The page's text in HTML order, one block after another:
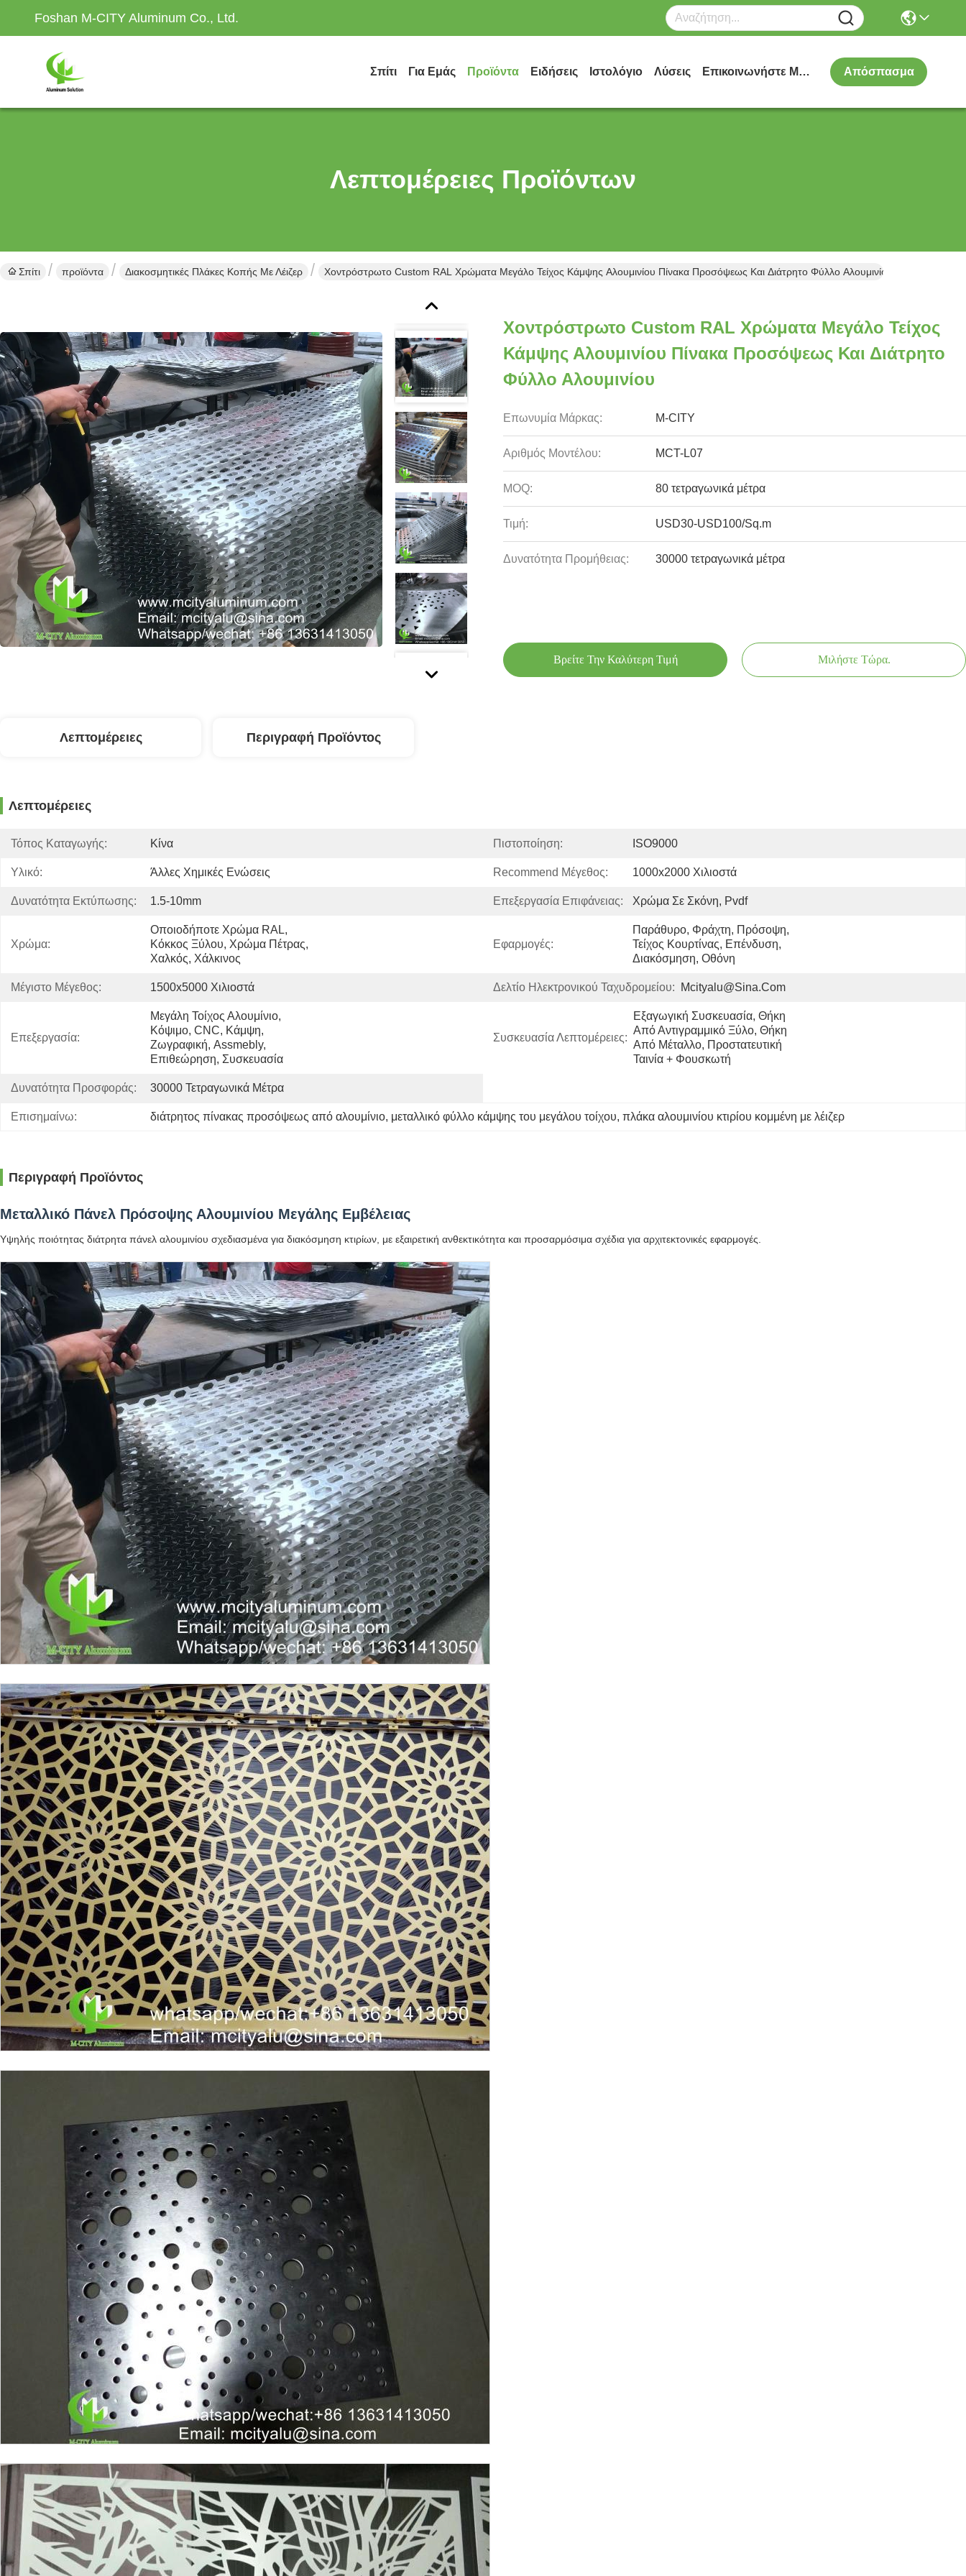
Foshan M-CITY Aluminum Co., Ltd.
Σπίτι Για Εμάς Προϊόντα Ειδήσεις Ιστολόγιο Λύσεις Επικοινωνήστε Μαζί Μας Απόσπασμα
Λεπτομέρειες Προϊόντων
Σπίτι προϊόντα Διακοσμητικές Πλάκες Κοπής Με Λέιζερ Χοντρόστρωτο Custom RAL Χρώματα Μεγάλο Τείχος Κάμψης Αλουμινίου Πίνακα Προσόψεως Και Διάτρητο Φύλλο Αλουμινίου
Χοντρόστρωτο Custom RAL Χρώματα Μεγάλο Τείχος
Κάμψης Αλουμινίου Πίνακα Προσόψεως Και Διάτρητο
Φύλλο Αλουμινίου
Επωνυμία Μάρκας: M-CITY
Αριθμός Μοντέλου: MCT-L07
MOQ: 80 τετραγωνικά μέτρα
Τιμή: USD30-USD100/Sq.m
Δυνατότητα Προμήθειας: 30000 τετραγωνικά μέτρα
Βρείτε Την Καλύτερη Τιμή Μιλήστε Τώρα.
Λεπτομέρειες Περιγραφή Προϊόντος
Λεπτομέρειες
Τόπος Καταγωγής: Κίνα Πιστοποίηση: ISO9000
Υλικό: Άλλες Χημικές Ενώσεις Recommend Μέγεθος: 1000x2000 Χιλιοστά
Δυνατότητα Εκτύπωσης: 1.5-10mm Επεξεργασία Επιφάνειας: Χρώμα Σε Σκόνη, Pvdf
Χρώμα:
Οποιοδήποτε Χρώμα RAL,
Κόκκος Ξύλου, Χρώμα Πέτρας,
Χαλκός, Χάλκινος
Εφαρμογές:
Παράθυρο, Φράχτη, Πρόσοψη,
Τείχος Κουρτίνας, Επένδυση,
Διακόσμηση, Οθόνη
Μέγιστο Μέγεθος: 1500x5000 Χιλιοστά Δελτίο Ηλεκτρονικού Ταχυδρομείου: Mcityalu@sina.com
Επεξεργασία:
Μεγάλη Τοίχος Αλουμίνιο,
Κόψιμο, CNC, Κάμψη,
Ζωγραφική, Assmebly,
Επιθεώρηση, Συσκευασία
Συσκευασία Λεπτομέρειες:
Εξαγωγική Συσκευασία, Θήκη
Από Αντιγραμμικό Ξύλο, Θήκη
Από Μέταλλο, Προστατευτική
Ταινία + Φουσκωτή
Δυνατότητα Προσφοράς: 30000 Τετραγωνικά Μέτρα
Επισημαίνω: διάτρητος πίνακας προσόψεως από αλουμίνιο, μεταλλικό φύλλο κάμψης του μεγάλου τοίχου, πλάκα αλουμινίου κτιρίου κομμένη με λέιζερ
Περιγραφή Προϊόντος
Μεταλλικό Πάνελ Πρόσοψης Αλουμινίου Μεγάλης Εμβέλειας
Υψηλής ποιότητας διάτρητα πάνελ αλουμινίου σχεδιασμένα για διακόσμηση κτιρίων, με εξαιρετική ανθεκτικότητα και προσαρμόσιμα σχέδια για αρχιτεκτονικές εφαρμογές.